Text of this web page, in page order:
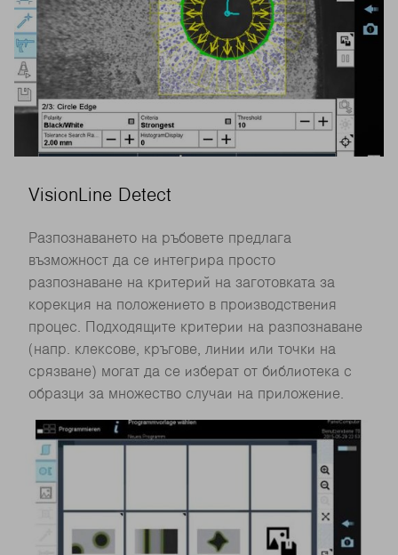
VisionLine Detect
Разпознаването на ръбовете предлага
възможност да се интегрира просто
разпознаване на критерий на заготовката за
корекция на положението в производствения
процес. Подходящите критерии на разпознаване
(напр. клексове, кръгове, линии или точки на
срязване) могат да се изберат от библиотека с
образци за множество случаи на приложение.